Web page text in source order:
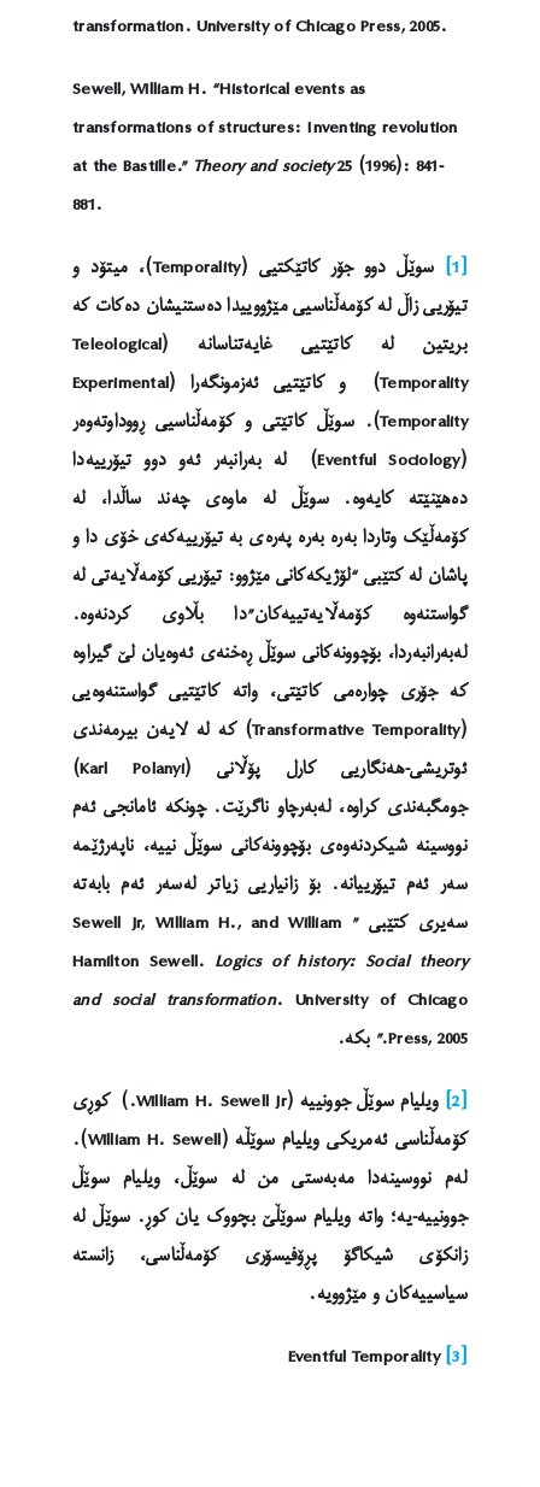
transformation. University of Chicago Press, 2005.
Sewell, William H. “Historical events as
transformations of structures: Inventing revolution
at the Bastille.” Theory and society25 (1996): 841-
881.
[1]
سوێڵ دوو جۆر کاتێکتیی (Temporality)، میتۆد و
تیۆریی زاڵ لە کۆمەڵناسیی مێژووییدا دەستنیشان دەکات کە
بریتین لە کاتێتیی غایەتناسانە (Teleological
Temporality) و کاتێتیی ئەزمونگەرا (Experimental
Temporality). سوێڵ کاتێتی و کۆمەڵناسیی ڕووداوتەوەر
(Eventful Sociology) لە بەرانبەر ئەو دوو تیۆرییەدا
دەهێنێتە کایەوە. سوێڵ لە ماوەی چەند ساڵدا، لە
کۆمەڵێک وتاردا بەرە بەرە پەرەی بە تیۆرییەکەی خۆی دا و
پاشان لە کتێبی “لۆژیکەکانی مێژوو: تیۆریی کۆمەڵایەتی لە
گواستنەوە کۆمەڵایەتییەکان”دا بڵاوی کردنەوە.
لەبەرانبەردا، بۆچوونەکانی سوێڵ ڕەخنەی ئەوەیان لێ گیراوە
کە جۆری چوارەمی کاتێتی، واتە کاتێتیی گواستنەوەیی
(Transformative Temporality) کە لە لایەن بیرمەندی
ئوتریشی-هەنگاریی کارل پۆڵانی (Karl Polanyi)
جومگبەندی کراوە، لەبەرچاو ناگرێت. چونکە ئامانجی ئەم
نووسینە شیکردنەوەی بۆچوونەکانی سوێڵ نییە، ناپەرژێمە
سەر ئەم تیۆرییانە. بۆ زانیاریی زیاتر لەسەر ئەم بابەتە
سەیری کتێبی ” Sewell Jr, William H., and William
Hamilton Sewell. Logics of history: Social theory
and social transformation. University of Chicago
Press, 2005.” بکە.
[2]
ویلیام سوێڵ جوونییە (William H. Sewell Jr.) کوڕی
کۆمەڵناسی ئەمریکی ویلیام سوێڵە (William H. Sewell).
لەم نووسینەدا مەبەستی من لە سوێڵ، ویلیام سوێڵ
جوونییە-یە؛ واتە ویلیام سوێڵێ بچووک یان کوڕ. سوێڵ لە
زانکۆی شیکاگۆ پڕۆفیسۆری کۆمەڵناسی، زانستە
سیاسییەکان و مێژوویە.
[3]
Eventful Temporality